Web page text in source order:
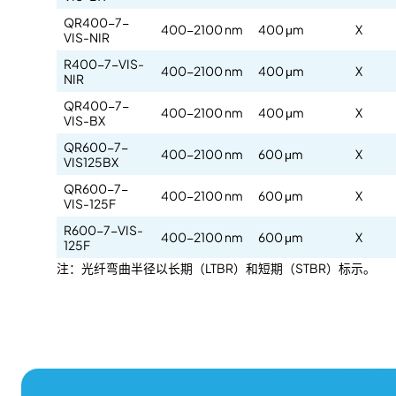
QR400-7-
VIS-NIR
400-2100 nm 400 μm X
R400-7-VIS-
NIR
400-2100 nm 400 μm X
QR400-7-
VIS-BX
400-2100 nm 400 μm X
QR600-7-
VIS125BX
400-2100 nm 600 μm X
QR600-7-
VIS-125F
400-2100 nm 600 μm X
R600-7-VIS-
125F
400-2100 nm 600 μm X
注：光纤弯曲半径以长期（LTBR）和短期（STBR）标示。